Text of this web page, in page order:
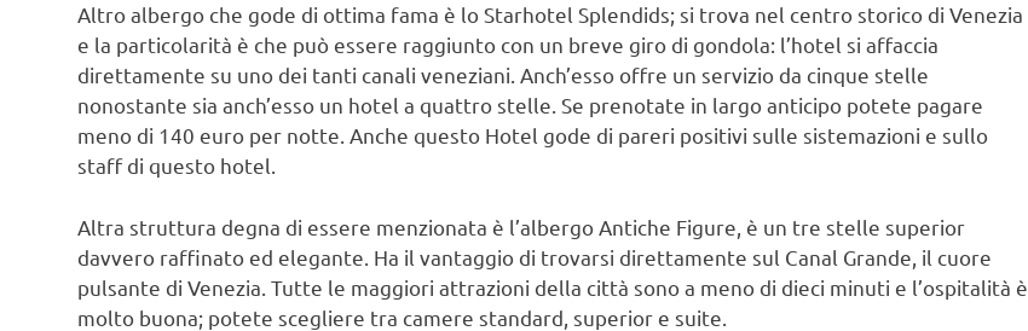
Altro albergo che gode di ottima fama è lo Starhotel Splendids; si trova nel centro storico di Venezia
e la particolarità è che può essere raggiunto con un breve giro di gondola: l’hotel si affaccia
direttamente su uno dei tanti canali veneziani. Anch’esso offre un servizio da cinque stelle
nonostante sia anch’esso un hotel a quattro stelle. Se prenotate in largo anticipo potete pagare
meno di 140 euro per notte. Anche questo Hotel gode di pareri positivi sulle sistemazioni e sullo
staff di questo hotel.
Altra struttura degna di essere menzionata è l’albergo Antiche Figure, è un tre stelle superior
davvero raffinato ed elegante. Ha il vantaggio di trovarsi direttamente sul Canal Grande, il cuore
pulsante di Venezia. Tutte le maggiori attrazioni della città sono a meno di dieci minuti e l’ospitalità è
molto buona; potete scegliere tra camere standard, superior e suite.